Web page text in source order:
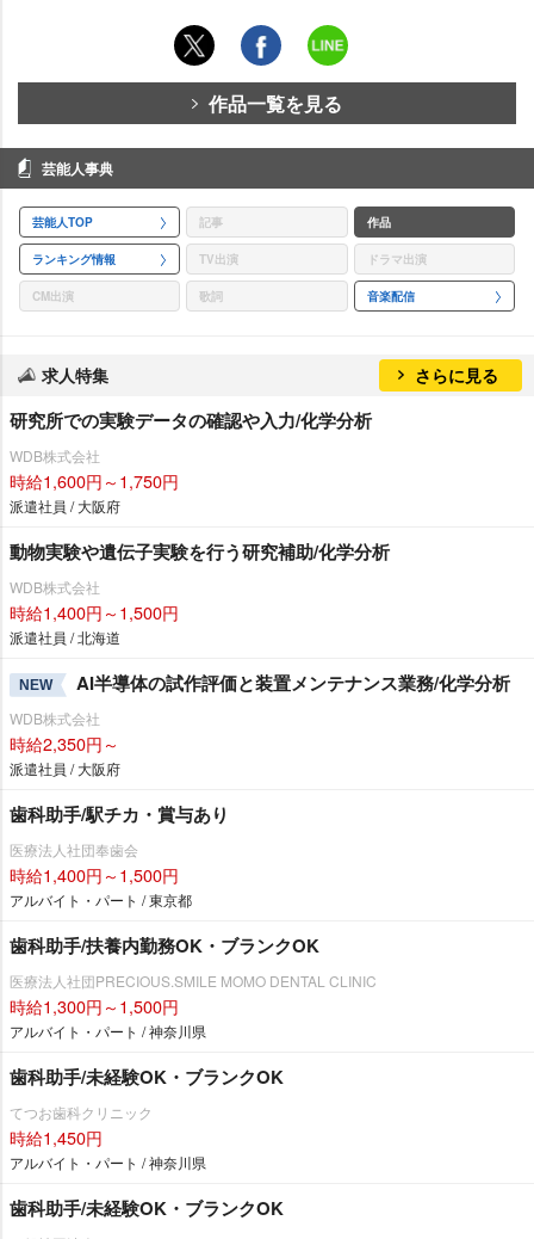
作品一覧を見る
芸能人事典
芸能人TOP 記事 作品
ランキング情報 TV出演 ドラマ出演
CM出演 歌詞 音楽配信
求人特集 さらに見る
研究所での実験データの確認や入力/化学分析
WDB株式会社
時給1,600円～1,750円
派遣社員 / 大阪府
動物実験や遺伝子実験を行う研究補助/化学分析
WDB株式会社
時給1,400円～1,500円
派遣社員 / 北海道
NEW AI半導体の試作評価と装置メンテナンス業務/化学分析
WDB株式会社
時給2,350円～
派遣社員 / 大阪府
歯科助手/駅チカ・賞与あり
医療法人社団奉歯会
時給1,400円～1,500円
アルバイト・パート / 東京都
歯科助手/扶養内勤務OK・ブランクOK
医療法人社団PRECIOUS.SMILE MOMO DENTAL CLINIC
時給1,300円～1,500円
アルバイト・パート / 神奈川県
歯科助手/未経験OK・ブランクOK
てつお歯科クリニック
時給1,450円
アルバイト・パート / 神奈川県
歯科助手/未経験OK・ブランクOK